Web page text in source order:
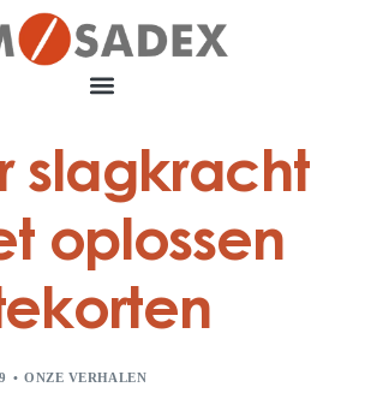
slagkracht
oplossen
ONZE VERHALEN